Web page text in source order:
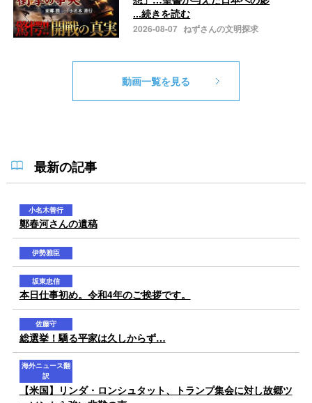
...続きを読む
2026-08-07 ねずさんの文明探求
動画一覧を見る
最新の記事